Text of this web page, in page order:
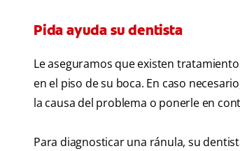
Pida ayuda su dentista
Le aseguramos que existen
en el piso de su boca. En caso
la causa del problema o ponerle en
Para diagnosticar una ránula, su